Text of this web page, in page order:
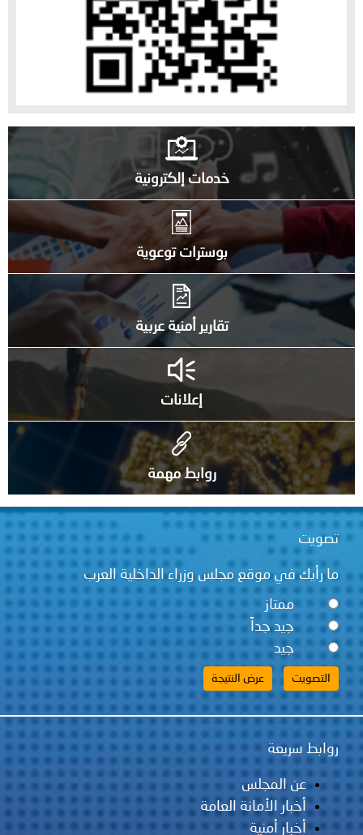
خدمات إلكترونية
بوسترات توعوية
تقارير أمنية عربية
إعلانات
روابط مهمة
تصويت
ما رأيك في موقع مجلس وزراء الداخلية العرب
ممتاز
جيد جداً
جيد
روابط سريعة
عن المجلس
أخبار الأمانة العامة
أخبار أمنية